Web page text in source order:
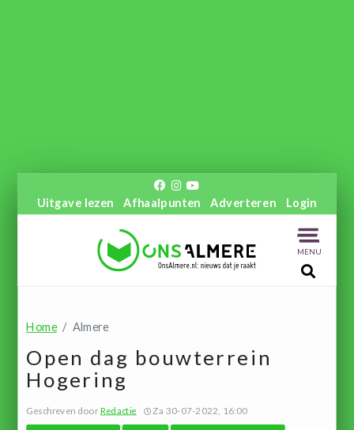
Uitgave lezen Afhaalpunten Adverteren Login
MENU
Home Almere
Open dag bouwterrein
Hogering
Geschreven doorRedactie Za 30-07-2022, 16:00